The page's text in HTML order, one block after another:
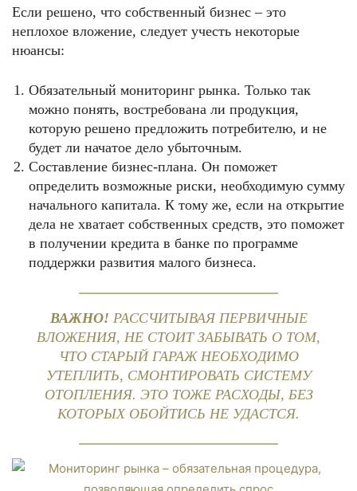
Если решено, что собственный бизнес – это
неплохое вложение, следует учесть некоторые
нюансы:
Обязательный мониторинг рынка. Только так
можно понять, востребована ли продукция,
которую решено предложить потребителю, и не
будет ли начатое дело убыточным.
Составление бизнес-плана. Он поможет
определить возможные риски, необходимую сумму
начального капитала. К тому же, если на открытие
дела не хватает собственных средств, это поможет
в получении кредита в банке по программе
поддержки развития малого бизнеса.
ВАЖНО! РАССЧИТЫВАЯ ПЕРВИЧНЫЕ
ВЛОЖЕНИЯ, НЕ СТОИТ ЗАБЫВАТЬ О ТОМ,
ЧТО СТАРЫЙ ГАРАЖ НЕОБХОДИМО
УТЕПЛИТЬ, СМОНТИРОВАТЬ СИСТЕМУ
ОТОПЛЕНИЯ. ЭТО ТОЖЕ РАСХОДЫ, БЕЗ
КОТОРЫХ ОБОЙТИСЬ НЕ УДАСТСЯ.